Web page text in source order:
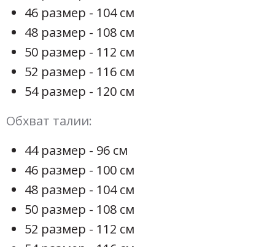
46 размер - 104 см
48 размер - 108 см
50 размер - 112 см
52 размер - 116 см
54 размер - 120 см
Обхват талии:
44 размер - 96 см
46 размер - 100 см
48 размер - 104 см
50 размер - 108 см
52 размер - 112 см